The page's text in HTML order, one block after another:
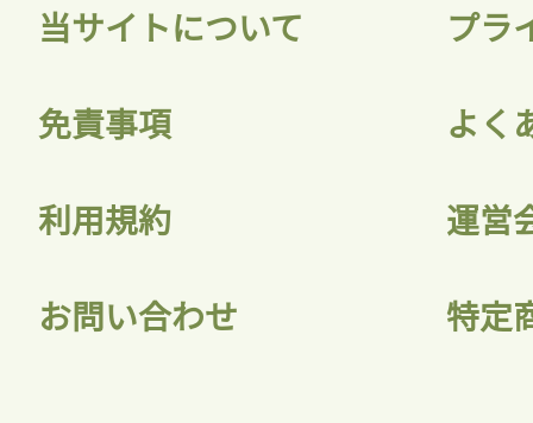
会員登録
当サイトについて プラ
免責事項 よく
利用規約 運営
お問い合わせ 特定